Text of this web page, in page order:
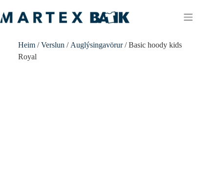
Heim/Verslun / Auglýsingavörur/ Basic hoody kids
Royal